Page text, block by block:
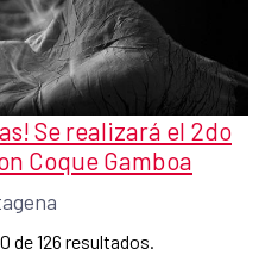
Se realizará el 2do
Coque Gamboa
de 126 resultados.